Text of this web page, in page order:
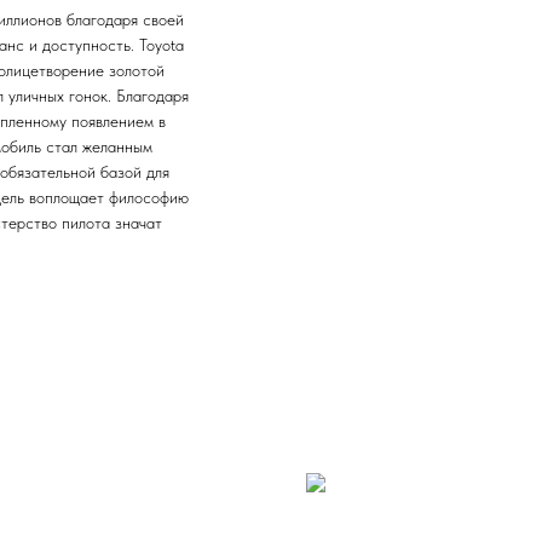
благодаря своей
и доступность. Toyota
золотой
гонок. Благодаря
появлением в
стал желанным
базой для
воплощает философию
пилота значат